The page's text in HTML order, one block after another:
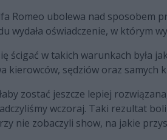
Romeo ubolewa nad sposobem
wydała oświadczenie, w którym
ścigać w takich warunkach była
kierowców, sędziów oraz samych
zostać jeszcze lepiej
wczoraj. Taki rezultat
nie zobaczyli show, na jakie